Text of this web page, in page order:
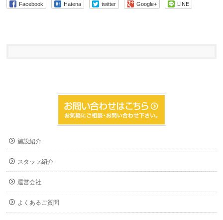
Facebook Hatena twitter Google+ LINE
施設紹介
スタッフ紹介
運営会社
よくあるご質問